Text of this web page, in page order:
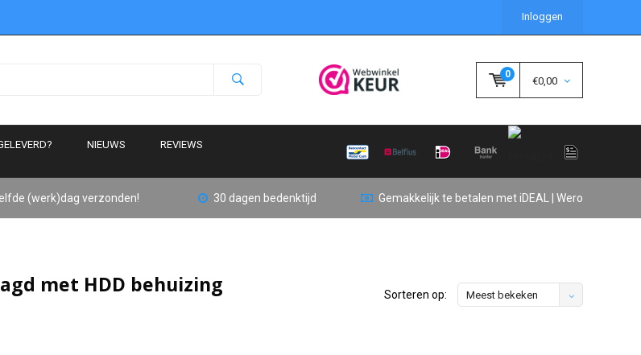
Inloggen
0
€0,00
NIEUWS REVIEWS
(werk)dag verzonden! 30 dagen bedenktijd Gemakkelijk te betalen met iDEAL | Wero
met HDD behuizing Sorteren op: Meest bekeken